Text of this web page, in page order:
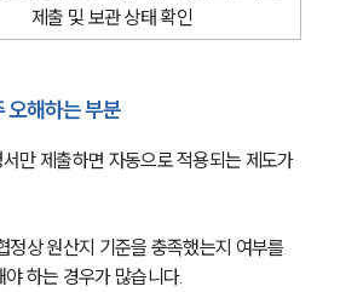
제출 및 보관 상태 확인
오해하는 부분
만 제출하면 자동으로 적용되는 제도가
정상 원산지 기준을 충족했는지 여부를
하는 경우가 많습니다.